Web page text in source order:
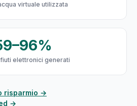
virtuale utilizzata
elettronici generati
risparmio →
→